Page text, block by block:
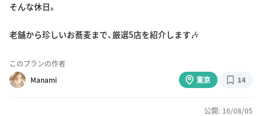
そんな休日。
老舗から珍しいお蕎麦まで、厳選5店を紹介します🎶
このプランの作者
Manami
東京 14
公開: 16/08/05